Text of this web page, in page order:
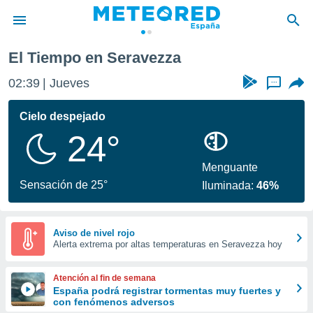
de
por
se
calidad.
a este
las
y
forma
digital
basada
El Tiempo en Seravezza
02:39 Jueves ...
Cielo despejado
24°
Sensación de 25°
Menguante
Iluminada:46%
Aviso de nivel rojo
Alerta extrema por altas temperaturas en Seravezza hoy
Atención al fin de semana
España podrá registrar tormentas muy fuertes y
con fenómenos adversos